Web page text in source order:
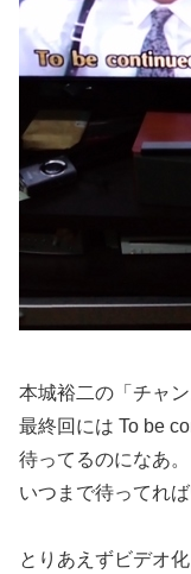
本城裕二の「チャン
最終回には To be
待ってるのになあ。
いつまで待ってれば
とりあえずビデオ